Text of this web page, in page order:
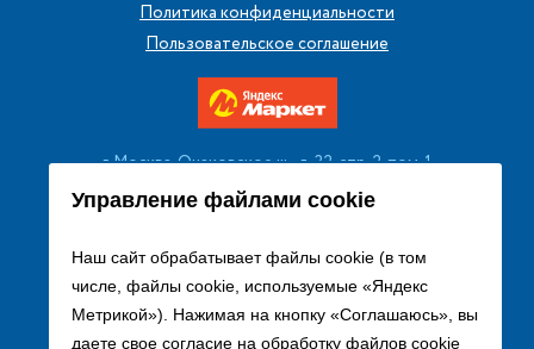
Управление файлами cookie
Наш сайт обрабатывает файлы cookie (в том
числе, файлы cookie, используемые «Яндекс
Метрикой»). Нажимая на кнопку «Соглашаюсь», вы
даете свое согласие на обработку файлов cookie
Политика конфиденциальности
Пользовательское соглашение
г. Москва, Очаковское ш., д. 32, стр. 2, пом. 1
+7 (495) 256 08 13
Заказать звонок
sales@remtorgholod.ru